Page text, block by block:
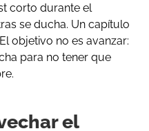
corto durante el
se ducha. Un capítulo
objetivo no es avanzar:
para no tener que
el